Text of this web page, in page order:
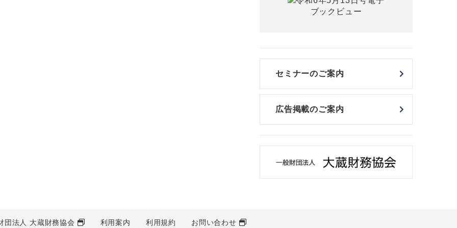
セミナーのご案内
広告掲載のご案内
団法人 大蔵財務協会 利用案内 利用規約 お問い合わせ